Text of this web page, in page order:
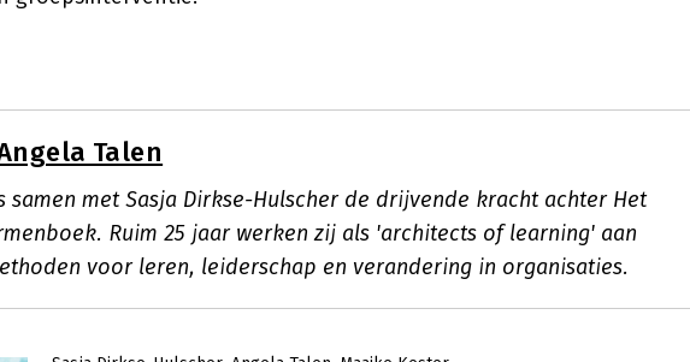
Talen
samen met Sasja Dirkse-Hulscher de drijvende kracht achter Het
Ruim 25 jaar werken zij als 'architects of learning' aan
voor leren, leiderschap en verandering in organisaties.